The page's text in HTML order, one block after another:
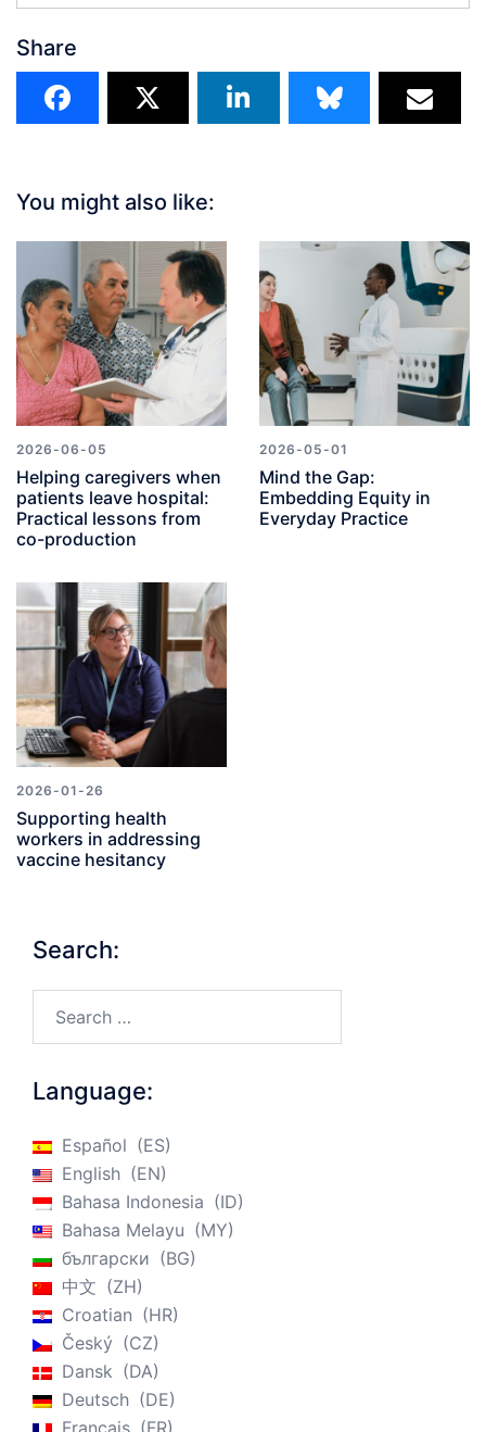
Share
You might also like:
2026-06-05
Helping caregivers when
patients leave hospital:
Practical lessons from
co-production
2026-05-01
Mind the Gap:
Embedding Equity in
Everyday Practice
2026-01-26
Supporting health
workers in addressing
vaccine hesitancy
Search:
Language:
Español
ES
English
EN
Bahasa Indonesia
ID
Bahasa Melayu
MY
български
BG
中文
ZH
Croatian
HR
Český
CZ
Dansk
DA
Deutsch
DE